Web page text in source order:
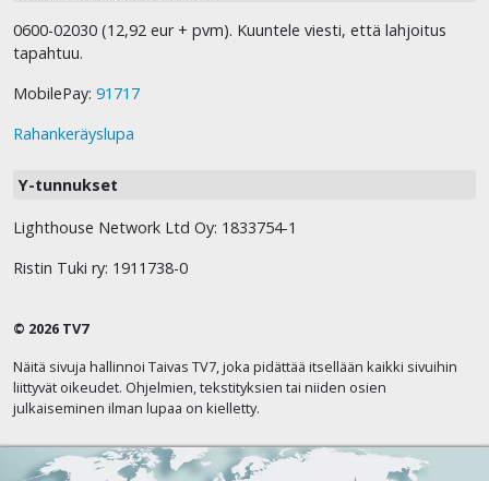
0600-02030 (12,92 eur + pvm). Kuuntele viesti, että lahjoitus
tapahtuu.
MobilePay: 91717
Rahankeräyslupa
Y-tunnukset
Lighthouse Network Ltd Oy: 1833754-1
Ristin Tuki ry: 1911738-0
© 2026 TV7
Näitä sivuja hallinnoi Taivas TV7, joka pidättää itsellään kaikki sivuihin
liittyvät oikeudet. Ohjelmien, tekstityksien tai niiden osien
julkaiseminen ilman lupaa on kielletty.